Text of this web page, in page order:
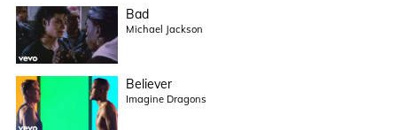
Bad
Michael Jackson
Believer
Imagine Dragons